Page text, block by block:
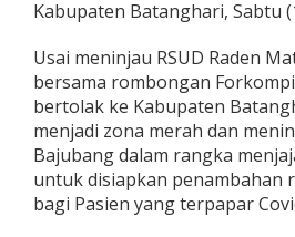
b
r
n
u
r
a
b
i
Kabupaten Batanghari, Sabtu
Usai meninjau RSUD Raden
bersama rombongan
bertolak ke Kabupaten
menjadi zona merah dan
Bajubang dalam rangka
untuk disiapkan penambahan
bagi Pasien yang terpapar